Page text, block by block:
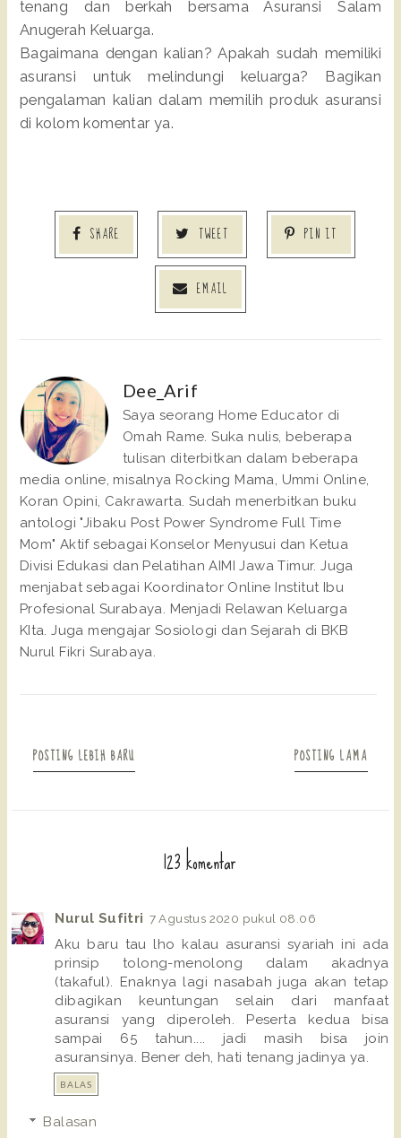
tenang dan berkah bersama Asuransi Salam
Anugerah Keluarga.
Bagaimana dengan kalian? Apakah sudah memiliki
asuransi untuk melindungi keluarga? Bagikan
pengalaman kalian dalam memilih produk asuransi
di kolom komentar ya.
SHARE TWEET PIN IT
EMAIL
Dee_Arif
Saya seorang Home Educator di
Omah Rame. Suka nulis, beberapa
tulisan diterbitkan dalam beberapa
media online, misalnya Rocking Mama, Ummi Online,
Koran Opini, Cakrawarta. Sudah menerbitkan buku
antologi "Jibaku Post Power Syndrome Full Time
Mom" Aktif sebagai Konselor Menyusui dan Ketua
Divisi Edukasi dan Pelatihan AIMI Jawa Timur. Juga
menjabat sebagai Koordinator Online Institut Ibu
Profesional Surabaya. Menjadi Relawan Keluarga
KIta. Juga mengajar Sosiologi dan Sejarah di BKB
Nurul Fikri Surabaya.
POSTING LEBIH BARU POSTING LAMA
123 komentar
Nurul Sufitri 7 Agustus 2020 pukul 08.06
Aku baru tau lho kalau asuransi syariah ini ada
prinsip tolong-menolong dalam akadnya
(takaful). Enaknya lagi nasabah juga akan tetap
dibagikan keuntungan selain dari manfaat
asuransi yang diperoleh. Peserta kedua bisa
sampai 65 tahun.... jadi masih bisa join
asuransinya. Bener deh, hati tenang jadinya ya.
BALAS
Balasan